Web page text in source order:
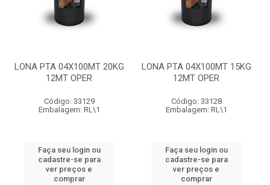
LONA PTA 04X100MT 20KG
12MT OPER
Código: 33129
Embalagem: RL\1
Faça seu login ou
cadastre-se para
ver preços e
comprar
LONA PTA 04X100MT 15KG
12MT OPER
Código: 33128
Embalagem: RL\1
Faça seu login ou
cadastre-se para
ver preços e
comprar